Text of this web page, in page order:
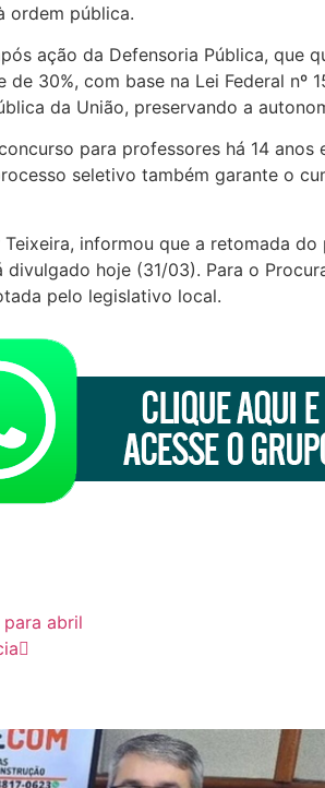
ordem pública.
ação da Defensoria Pública, que
30%, com base na Lei Federal nº
da União, preservando a
para professores há 14
seletivo também garante o
informou que a retomada
hoje (31/03). Para o
pelo legislativo local.
abril